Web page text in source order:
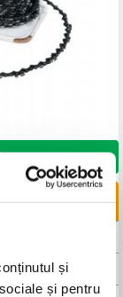
și
și pentru